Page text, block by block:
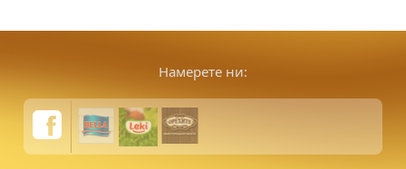
Намерете ни: